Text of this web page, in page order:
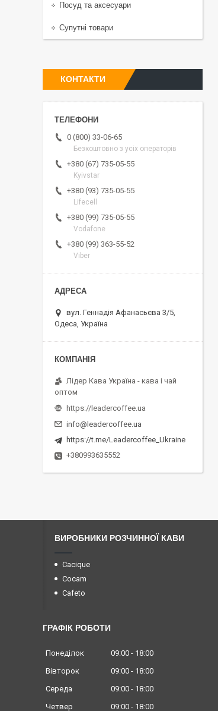
Посуд та аксесуари
Супутні товари
КОНТАКТИ
0 (800) 33-06-65
Безкоштовно з усіх операторів
+380 (67) 735-05-55
Kyivstar
+380 (93) 735-05-55
Lifecell
+380 (99) 735-05-55
Vodafone
+380 (99) 363-55-52
Viber
вул. Геннадія Афанасьєва 3/5,
Одеса, Україна
Лідер Кава Україна - кава і чай
оптом
https://leadercoffee.ua
info@leadercoffee.ua
https://t.me/Leadercoffee_Ukraine
+380993635552
ВИРОБНИКИ РОЗЧИННОЇ КАВИ
Cacique
Cocam
Cafeto
ГРАФІК РОБОТИ
Понеділок 09:00
18:00
Вівторок
09:00
18:00
Середа
09:00
18:00
Четвер
09:00 18:00